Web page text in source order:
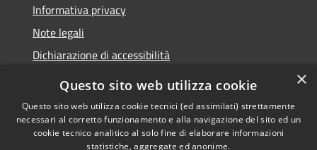
Informativa privacy
Note legali
Dichiarazione di accessibilità
RSS
Copyright © 2026 • Comune di
Nova Milanese • Powered by
×
Questo sito web utilizza cookie
Questo sito web utilizza cookie tecnici (ed assimilati) strettamente
necessari al corretto funzionamento e alla navigazione del sito ed un
cookie tecnico analitico al solo fine di elaborare informazioni
statistiche, aggregate ed anonime.